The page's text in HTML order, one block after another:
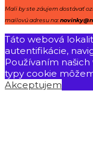
Mali by ste záujem dostávať
mailovú adresu na:
Táto webová
autentifikácie,
Používaním
typy cookie
Akceptujem